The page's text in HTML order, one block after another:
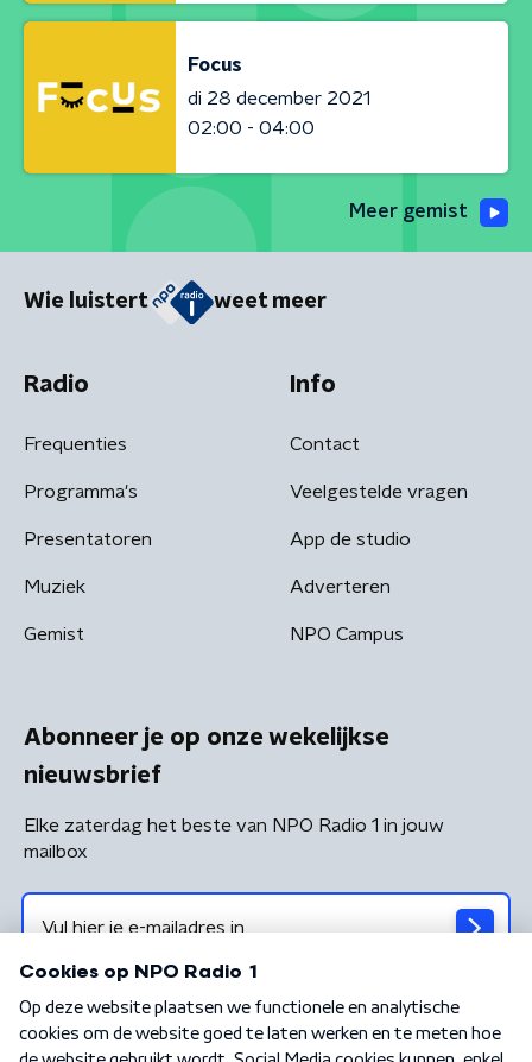
Focus
di 28 december 2021
02:00 - 04:00
Meer gemist
Wie luistert weet meer
Radio
Frequenties
Programma's
Presentatoren
Muziek
Gemist
Info
Contact
Veelgestelde vragen
App de studio
Adverteren
NPO Campus
Abonneer je op onze wekelijkse
nieuwsbrief
Elke zaterdag het beste van NPO Radio 1 in jouw
mailbox